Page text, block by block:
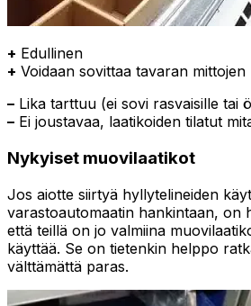
+ Edullinen
+ Voidaan sovittaa tavaran mittojen
– Lika tarttuu (ei sovi rasvaisille tai
– Ei joustavaa, laatikoiden tilatut
Nykyiset muovilaatikot
Jos aiotte siirtyä hyllytelineiden
varastoautomaatin hankintaan, on
että teillä on jo valmiina
käyttää. Se on tietenkin helppo
välttämättä paras.